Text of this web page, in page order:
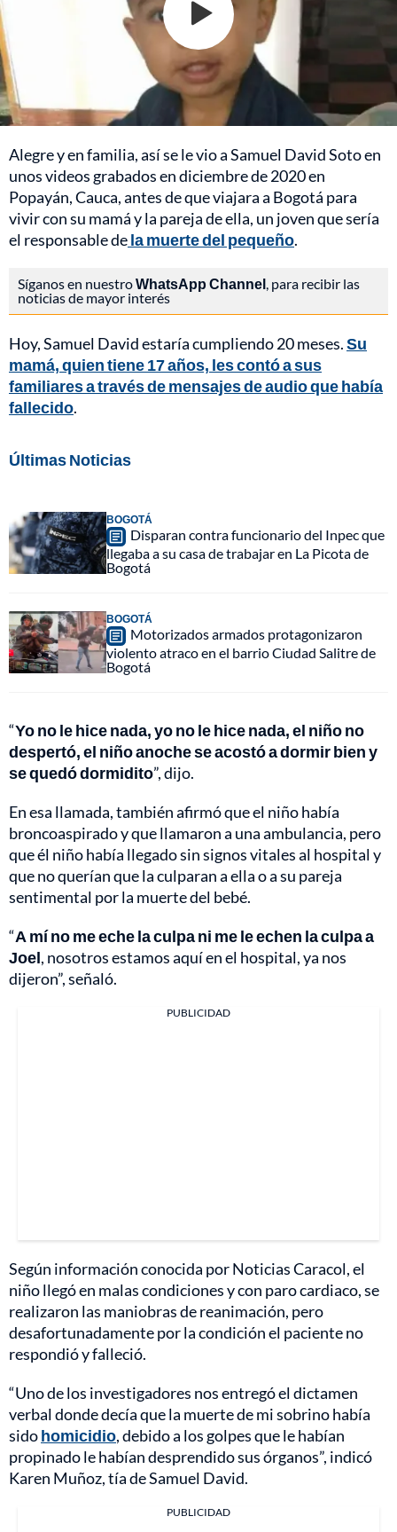
Alegre y en familia, así se le vio a Samuel David Soto en
unos videos grabados en diciembre de 2020 en
Popayán, Cauca, antes de que viajara a Bogotá para
vivir con su mamá y la pareja de ella, un joven que sería
el responsable dela muerte del pequeño.
Síganos en nuestroWhatsApp Channel , para recibir las
noticias de mayor interés
Hoy, Samuel David estaría cumpliendo 20 meses.Su
mamá, quien tiene 17 años, les contó a sus
familiares a través de mensajes de audio que había
fallecido.
Últimas Noticias
BOGOTÁ
Disparan contra funcionario del Inpec que
llegaba a su casa de trabajar en La Picota de
Bogotá
BOGOTÁ
Motorizados armados protagonizaron
violento atraco en el barrio Ciudad Salitre de
Bogotá
“Yo no le hice nada, yo no le hice nada, el niño no
despertó, el niño anoche se acostó a dormir bien y
se quedó dormidito”, dijo.
En esa llamada, también afirmó que el niño había
broncoaspirado y que llamaron a una ambulancia, pero
que él niño había llegado sin signos vitales al hospital y
que no querían que la culparan a ella o a su pareja
sentimental por la muerte del bebé.
“A mí no me eche la culpa ni me le echen la culpa a
Joel, nosotros estamos aquí en el hospital, ya nos
dijeron”, señaló.
PUBLICIDAD
Según información conocida por Noticias Caracol, el
niño llegó en malas condiciones y con paro cardiaco, se
realizaron las maniobras de reanimación, pero
desafortunadamente por la condición el paciente no
respondió y falleció.
“Uno de los investigadores nos entregó el dictamen
verbal donde decía que la muerte de mi sobrino había
sidohomicidio, debido a los golpes que le habían
propinado le habían desprendido sus órganos”, indicó
Karen Muñoz, tía de Samuel David.
PUBLICIDAD